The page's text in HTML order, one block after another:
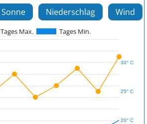
Sonne Niederschlag Wind
Tages Max. Tages Min.
20° C
25° C
30° C